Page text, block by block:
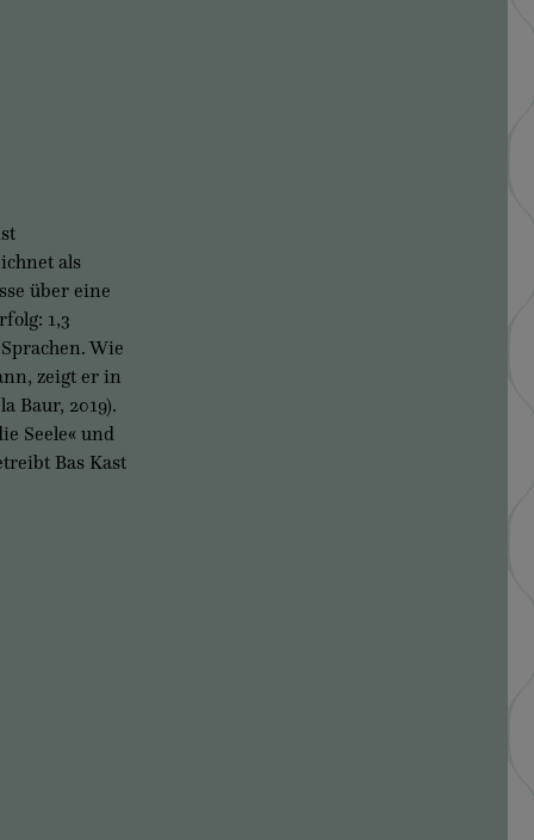
als
über eine
1,3
Wie
zeigt er in
Baur, 2019).
Seele« und
Bas Kast